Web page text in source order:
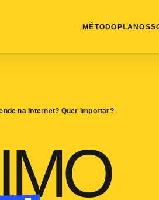
MÉTODOPLANOS
na internet? Quer importar?